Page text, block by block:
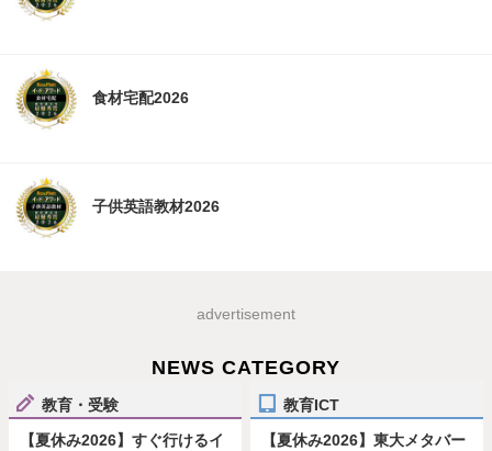
食材宅配2026
子供英語教材2026
advertisement
NEWS CATEGORY
教育・受験
【夏休み2026】すぐ行けるイ
教育ICT
【夏休み2026】東大メタバー